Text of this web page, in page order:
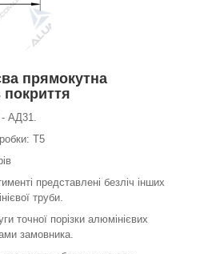
прямокутна
- АД31.
Т5
представлені безліч інших
труби.
точної порізки алюмінієвих
замовника.